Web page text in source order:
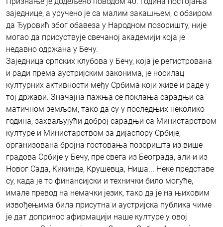
заједнице, а уручено је са малим закашњем, с обзиром
да Ђуровић због обавеза у Народном позоришту, није
могао да присуствује свечаној академији која је
недавно одржана у Бечу.
Заједница српских клубова у Бечу, која је регистрована
и ради према аустријским законима, је носилац
културних активности међу Србима који живе и раде у
тој држави. Значајна пажња се поклања сарадњи са
матичном земљом, тако да су у последњих неколико
година, захваљујући доброј сарадњи са Министарством
културе и Министарством за дијаспору Србије,
организована бројна гостовања позоришта из више
градова Србије у Бечу, пре свега из Београда, али и из
Новог Сада, Кикинде, Крушевца, Ниша... Неке представе
су, када је то финансијски и технички било могуће,
имале превод на немачки језик, тако да је на њиховим
извођењима била присутна и аустријска публика чиме
је дат допринос афирмацији наше културе у овој